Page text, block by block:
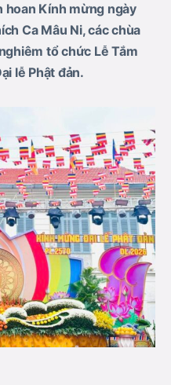
hoan Kính mừng ngày
Ca Mâu Ni, các chùa
tổ chức Lễ Tắm
lễ Phật đản.